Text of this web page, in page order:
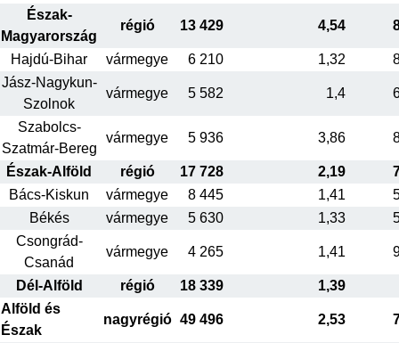
Észak-
Magyarország
régió 13 429 4,54
Hajdú-Bihar vármegye 6 210 1,32
Jász-Nagykun-
Szolnok
vármegye 5 582 1,4
Szabolcs-
Szatmár-Bereg
vármegye 5 936 3,86
Észak-Alföld régió 17 728 2,19
Bács-Kiskun
vármegye 8 445 1,41
Békés
vármegye 5 630 1,33
Csongrád-
Csanád
vármegye 4 265 1,41
Dél-Alföld régió 18 339
1,39
Alföld és
Észak
nagyrégió 49 496 2,53